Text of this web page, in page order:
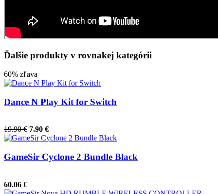
Ďalšie produkty v rovnakej kategórii
60% zľava
Dance N Play Kit for Switch
19.90 € 7.90 €
GameSir Cyclone 2 Bundle Black
60.06 €